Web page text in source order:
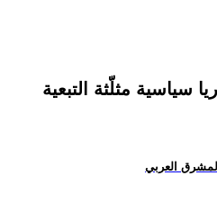
سياسية مثلّثة التبعية
العربي